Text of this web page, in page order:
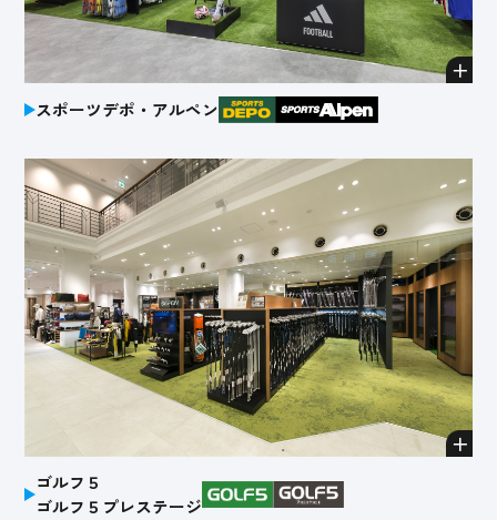
スポーツデポ・アルペン
ゴルフ５
ゴルフ５プレステージ